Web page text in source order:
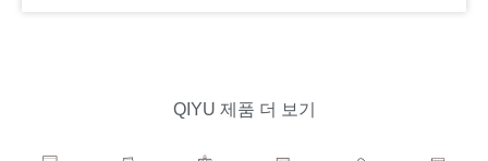
QIYU 제품 더 보기